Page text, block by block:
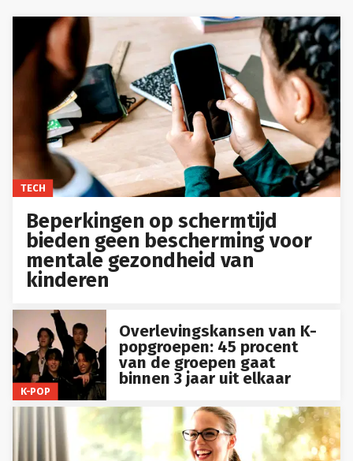
TECH
Beperkingen op schermtijd
bieden geen bescherming voor
mentale gezondheid van
kinderen
K-POP
Overlevingskansen van K-
popgroepen: 45 procent
van de groepen gaat
binnen 3 jaar uit elkaar